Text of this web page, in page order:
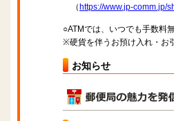
（ https://www.jp-comm.jp/
○ATMでは、いつでも手数料
※硬貨を伴うお預け入れ・お
お知らせ